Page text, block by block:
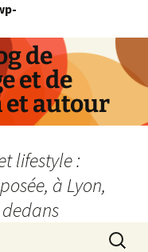
de
et de
et autour
lifestyle :
à Lyon,